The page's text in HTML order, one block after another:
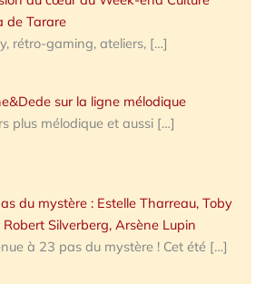
de Tarare
rétro-gaming, ateliers, […]
sur la ligne mélodique
plus mélodique et aussi […]
du mystère : Estelle Tharreau, Toby
Robert Silverberg, Arsène Lupin
à 23 pas du mystère ! Cet été […]